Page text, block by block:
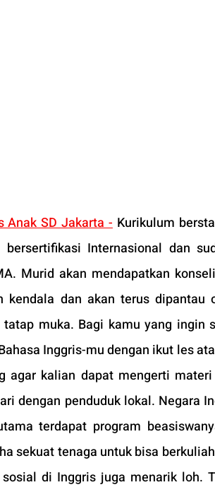
Anak SD Jakarta - Kurikulum
Internasional dan
Murid akan mendapatkan
kendala dan akan terus
muka. Bagi kamu yang ingin
Inggris-mu dengan ikut les
agar kalian dapat mengerti
dengan penduduk lokal. Negara
terdapat program
sekuat tenaga untuk bisa
di Inggris juga menarik loh.